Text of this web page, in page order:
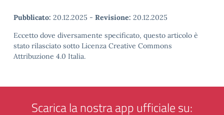
Pubblicato: 20.12.2025 - Revisione: 20.12.2025
Eccetto dove diversamente specificato, questo articolo è
stato rilasciato sotto Licenza Creative Commons
Attribuzione 4.0 Italia.
Scarica la nostra app ufficiale su: